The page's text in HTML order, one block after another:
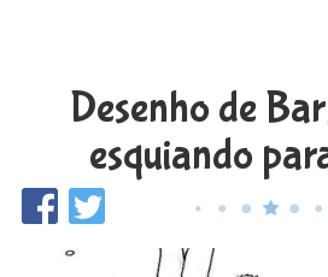
Desenho de
esquiando